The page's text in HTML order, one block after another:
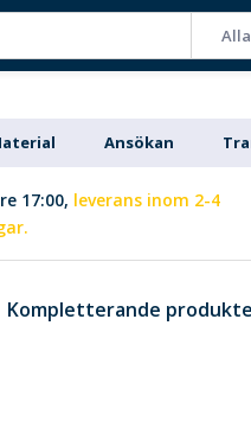
Ansökan
17:00, leverans inom 2-4
Kompletterande